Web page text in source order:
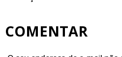
COMENTAR